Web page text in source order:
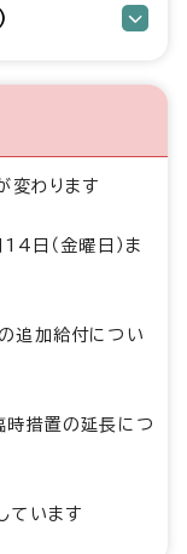
変わります
日（金曜日）ま
追加給付につい
時措置の延長につ
ています